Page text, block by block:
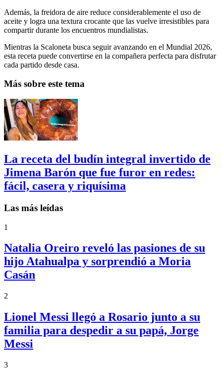
Además, la freidora de aire reduce considerablemente el uso de
aceite y logra una textura crocante que las vuelve irresistibles para
compartir durante los encuentros mundialistas.
Mientras la Scaloneta busca seguir avanzando en el Mundial 2026,
esta receta puede convertirse en la compañera perfecta para disfrutar
cada partido desde casa.
Más sobre este tema
La receta del budín integral invertido de
Jimena Barón que fue furor en redes:
fácil, casera y riquísima
Las más leídas
1
Natalia Oreiro reveló las pasiones de su
hijo Atahualpa y sorprendió a Moria
Casán
2
Lionel Messi llegó a Rosario junto a su
familia para despedir a su papá, Jorge
Messi
3